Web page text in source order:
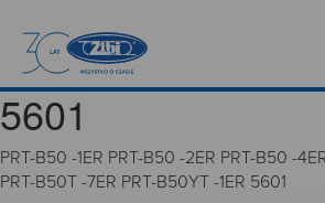
5601
PRT-B50 -1ER PRT-B50 -2ER PRT-B50 -
PRT-B50T -7ER PRT-B50YT -1ER 5601